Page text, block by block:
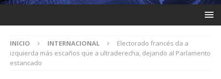
INICIO INTERNACIONAL
Electorado francés da a
izquierda más escaños que a ultraderecha, dejando al Parlamento
estancado